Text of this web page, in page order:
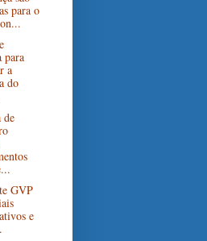
para o
para
a
do
de
GVP
e